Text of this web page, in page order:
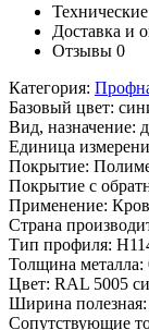
Доставка и
Отзывы 0
Категория:
Базовый цвет:
Вид, назначение:
Единица
Покрытие:
Покрытие с
Применение:
Страна
Тип профиля:
Толщина металла:
Цвет: RAL 5005
Ширина полезная:
Сопутствующие